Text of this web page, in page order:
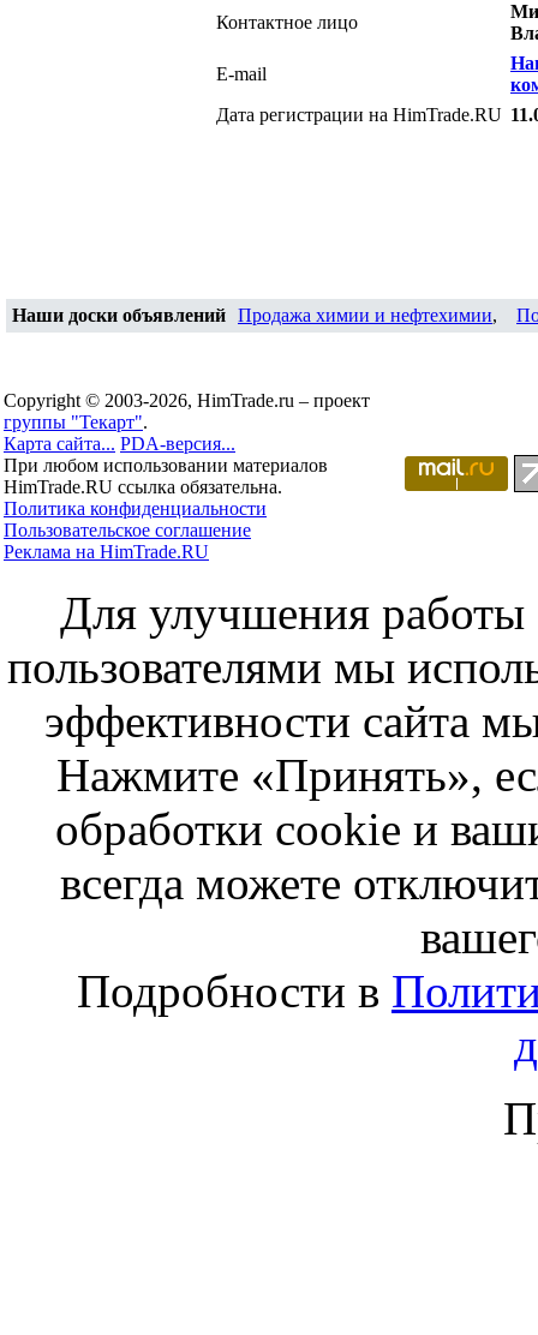
Контактное лицо
E-mail
Дата регистрации на HimTrade.RU
Наши доски объявлений Продажа химии и нефтехимии,
Copyright © 2003-2026, HimTrade.ru – проект
группы "Текарт".
Карта сайта... PDA-версия...
При любом использовании материалов
HimTrade.RU ссылка обязательна.
Политика конфиденциальности
Пользовательское соглашение
Реклама на HimTrade.RU
Для улучшения работы
пользователями мы
эффективности сайта
Нажмите «Принять»,
обработки cookie и
всегда можете
Подробности в